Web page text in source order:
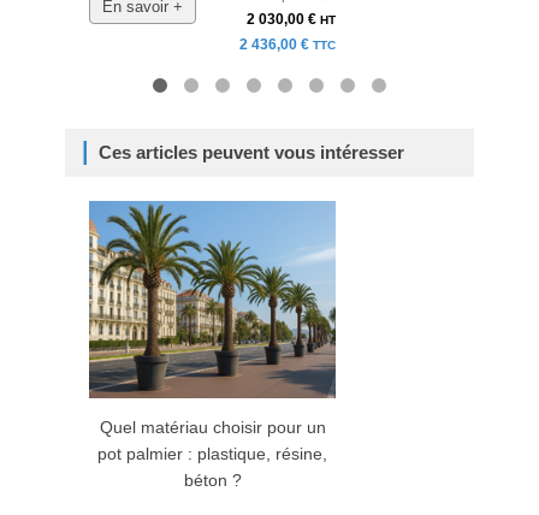
En savoir +
2 030,00 € HT
2 436,00 € TTC
Ces articles peuvent vous intéresser
Quel matériau choisir pour un
pot palmier : plastique, résine,
béton ?